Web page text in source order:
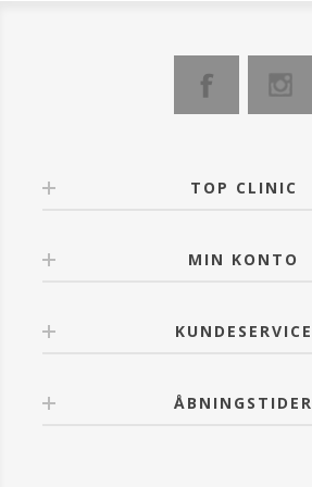
TOP CLINIC
MIN KONTO
KUNDESERVICE
ÅBNINGSTIDER